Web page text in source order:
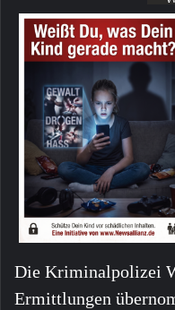
Die Kriminalpolizei
Ermittlungen